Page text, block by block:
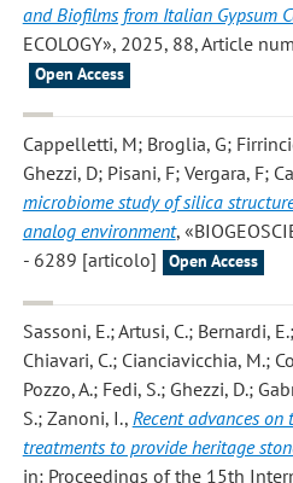
and Biofilms from Italian Gypsum
ECOLOGY», 2025, 88, Article
Open Access
Cappelletti, M; Broglia, G;
Ghezzi, D; Pisani, F; Vergara, F;
microbiome study of silica
analog environment,
- 6289 [articolo]
Open Access
Sassoni, E.; Artusi, C.; Bernardi,
Chiavari, C.; Cianciavicchia, M.;
Pozzo, A.; Fedi, S.; Ghezzi, D.;
S.; Zanoni, I., Recent advances on
treatments to provide heritage
in: Proceedings of the 15th